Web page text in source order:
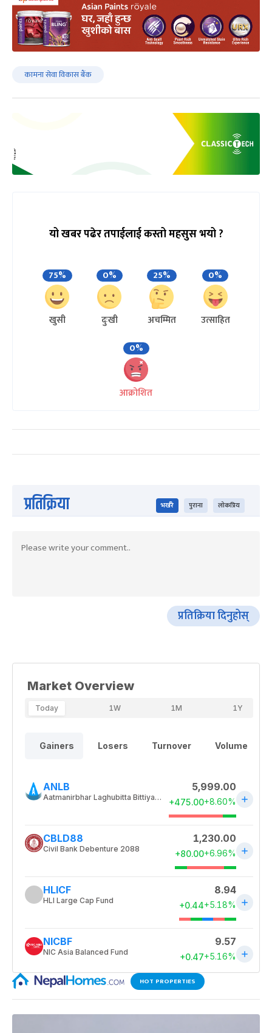
कामना सेवा विकास बैंक
यो खबर पढेर तपाईलाई कस्तो महसुस भयो ?
75%
खुसी
0%
दुःखी
25%
अचम्मित
0%
उत्साहित
0%
आक्रोशित
प्रतिक्रिया भर्खरै पुराना लोकप्रिय
प्रतिक्रिया दिनुहोस्
HOT PROPERTIES